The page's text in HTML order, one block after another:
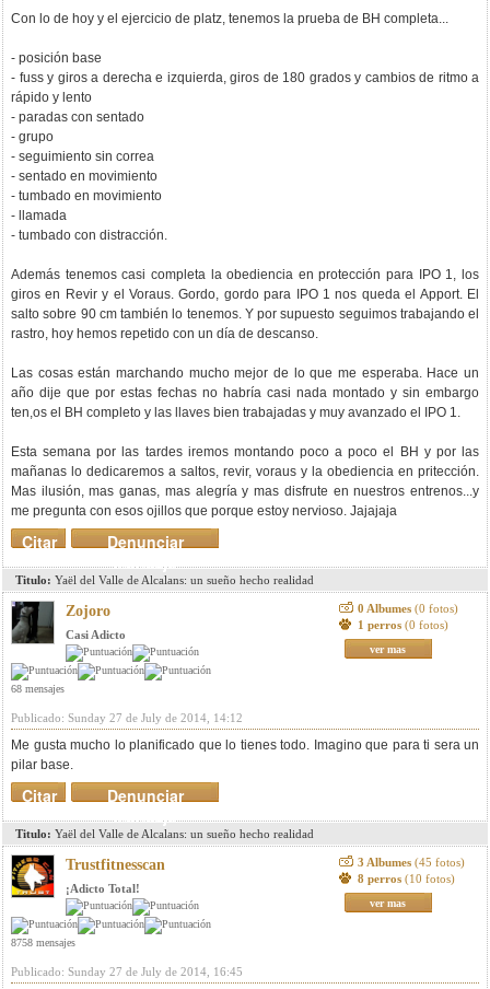
Con lo de hoy y el ejercicio de platz, tenemos la prueba de BH completa...
- posición base
- fuss y giros a derecha e izquierda, giros de 180 grados y cambios de ritmo a
rápido y lento
- paradas con sentado
- grupo
- seguimiento sin correa
- sentado en movimiento
- tumbado en movimiento
- llamada
- tumbado con distracción.
Además tenemos casi completa la obediencia en protección para IPO 1, los
giros en Revir y el Voraus. Gordo, gordo para IPO 1 nos queda el Apport. El
salto sobre 90 cm también lo tenemos. Y por supuesto seguimos trabajando el
rastro, hoy hemos repetido con un día de descanso.
Las cosas están marchando mucho mejor de lo que me esperaba. Hace un
año dije que por estas fechas no habría casi nada montado y sin embargo
ten,os el BH completo y las llaves bien trabajadas y muy avanzado el IPO 1.
Esta semana por las tardes iremos montando poco a poco el BH y por las
mañanas lo dedicaremos a saltos, revir, voraus y la obediencia en pritección.
Mas ilusión, mas ganas, mas alegría y mas disfrute en nuestros entrenos...y
me pregunta con esos ojillos que porque estoy nervioso. Jajajaja
Denunciar
mensaje
Citar
Titulo: Yaël del Valle de Alcalans: un sueño hecho realidad
Zojoro
Casi Adicto
68 mensajes
0 Albumes (0 fotos)
1 perros (0 fotos)
ver mas
Publicado: Sunday 27 de July de 2014, 14:12
Me gusta mucho lo planificado que lo tienes todo. Imagino que para ti sera un
pilar base.
Denunciar
mensaje
Citar
Titulo: Yaël del Valle de Alcalans: un sueño hecho realidad
Trustfitnesscan
¡Adicto Total!
8758 mensajes
3 Albumes (45 fotos)
8 perros (10 fotos)
ver mas
Publicado: Sunday 27 de July de 2014, 16:45